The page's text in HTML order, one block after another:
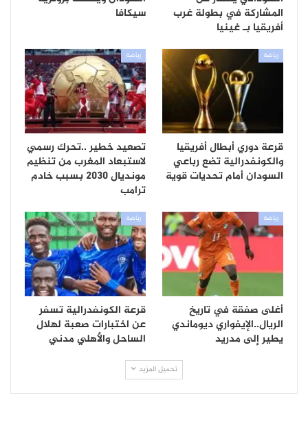
المشاركة في بطولة غرب
أفريقيا بـ غينيا
سيكافا
رياضة
قرعة دوري أبطال أفريقيا
والكونفدرالية تضع رباعي
السودان أمام تحديات قوية
رياضة
تصعيد خطير ..تحرك رسمي
لاستبعاد المغرب من تنظيم
مونديال 2030 بسبب خادم
ترامب
رياضة
أغلى صفقة في تاريخ
الريال..الإيفواري ديوماندي
يطير إلى مدريد
رياضة
قرعة الكونفدرالية تسفر
عن اختبارات صعبة لهلال
الساحل والأهلي مدني
تحميل المزيد